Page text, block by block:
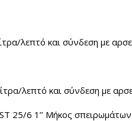
λεπτό και σύνδεση με
λεπτό και σύνδεση με
25/6 1’’ Μήκος